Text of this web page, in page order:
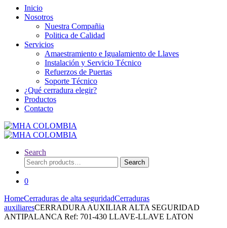
Inicio
Nosotros
Nuestra Compañia
Politica de Calidad
Servicios
Amaestramiento e Igualamiento de Llaves
Instalación y Servicio Técnico
Refuerzos de Puertas
Soporte Técnico
¿Qué cerradura elegir?
Productos
Contacto
Search
Search
for:
Search
0
HomeCerraduras de alta seguridadCerraduras
auxiliaresCERRADURA AUXILIAR ALTA SEGURIDAD
ANTIPALANCA Ref: 701-430 LLAVE-LLAVE LATON